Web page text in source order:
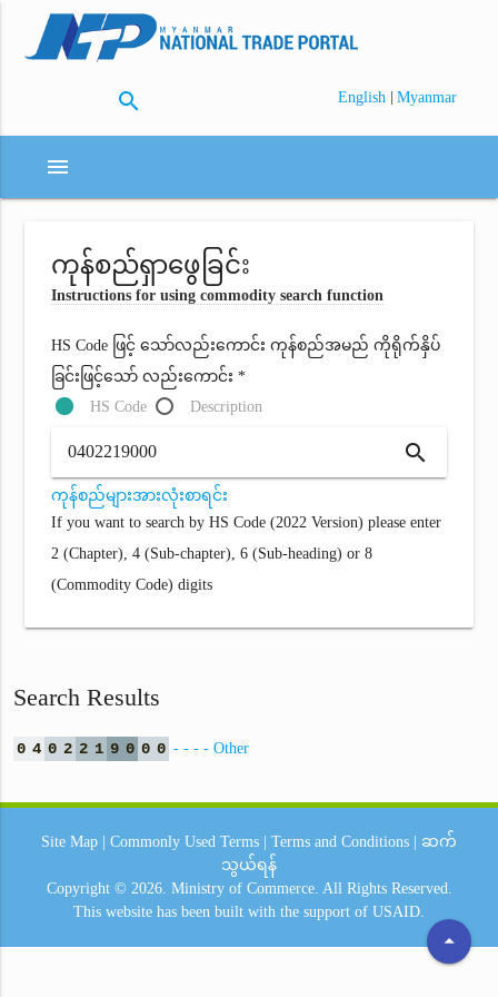
search English | Myanmar
menu
ကုန်စည်ရှာဖွေခြင်း
Instructions for using commodity search function
HS Code ဖြင့် သော်လည်းကောင်း ကုန်စည်အမည် ကိုရိုက်နှိပ်
ခြင်းဖြင့်သော် လည်းကောင်း *
HS Code
Description
search
ကုန်စည်များအားလုံးစာရင်း
If you want to search by HS Code (2022 Version) please enter
2 (Chapter), 4 (Sub-chapter), 6 (Sub-heading) or 8
(Commodity Code) digits
Search Results
0 4 0 2 2 1 9 0 0 0 - - - - Other
arrow_drop_up
Site Map Commonly Used Terms Terms and Conditions
ဆက်
သွယ်ရန်
Copyright © 2026. Ministry of Commerce. All Rights Reserved.
This website has been built with the support of USAID.